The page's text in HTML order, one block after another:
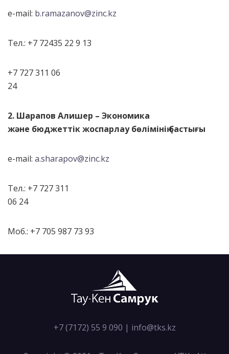
e-mail: b.ramazanov@zinc.kz
Тел.: +7 72435 22 9 13
+7 727 311 06
24
2. Шарапов Алишер – Экономика
және бюджеттік жоспарлау бөлімінің бастығы
e-mail: a.sharapov@zinc.kz
Тел.: +7 727 311
06 24
Моб.: +7 705 987 73 93
+7 (7172) 55 9 090 | info@tks.kz